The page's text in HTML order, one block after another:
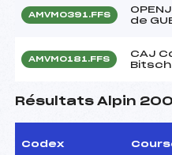
AMVM0391.FFS
de
AMVM0181.FFS
CAJ
Résultats Alpin
Codex